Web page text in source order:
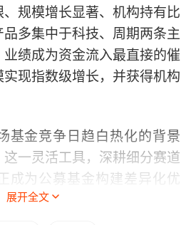
规模增长显著、机构持有比
多集中于科技、周期两条主
绩成为资金流入最直接的催
现指数级增长，并获得机构
基金竞争日趋白热化的背景
一灵活工具，深耕细分赛道
成为公募基金构建差异化优
引擎的关键战略。不只是中欧
展开全文